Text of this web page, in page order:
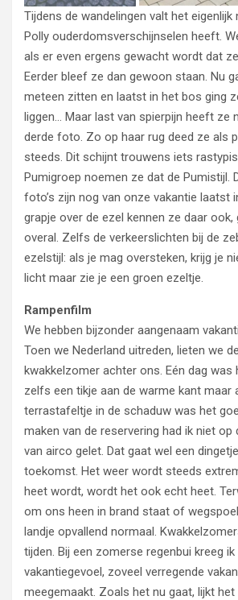
Tijdens de wandelingen valt het
Polly ouderdomsverschijnselen heeft.
als er even ergens gewacht wordt dat
Eerder bleef ze dan gewoon staan. Nu
meteen zitten en laatst in het bos ging
liggen… Maar last van spierpijn heeft ze
derde foto. Zo op haar rug deed ze als
steeds. Dit schijnt trouwens iets
Pumigroep noemen ze dat de Pumistijl.
foto’s zijn nog van onze vakantie laatst
grapje over de ezel kennen ze daar
overal. Zelfs de verkeerslichten bij de
ezelstijl: als je mag oversteken, krijg je
licht maar zie je een groen ezeltje.
Rampenfilm
We hebben bijzonder aangenaam
Toen we Nederland uitreden, lieten we
kwakkelzomer achter ons. Eén dag was
zelfs een tikje aan de warme kant maar
terrastafeltje in de schaduw was het
maken van de reservering had ik niet op
van airco gelet. Dat gaat wel een
toekomst. Het weer wordt steeds
heet wordt, wordt het ook echt heet.
om ons heen in brand staat of
landje opvallend normaal.
tijden. Bij een zomerse regenbui kreeg
vakantiegevoel, zoveel verregende
meegemaakt. Zoals het nu gaat, lijkt